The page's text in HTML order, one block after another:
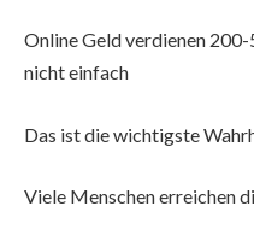
Online Geld verdienen
nicht einfach
Das ist die wichtigste
Viele Menschen erreichen